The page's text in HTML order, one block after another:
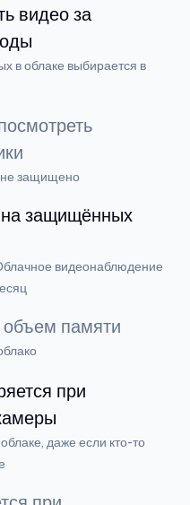
видео за
в облаке выбирается в
не защищено
защищённых
видеонаблюдение
памяти
при
даже если кто-то